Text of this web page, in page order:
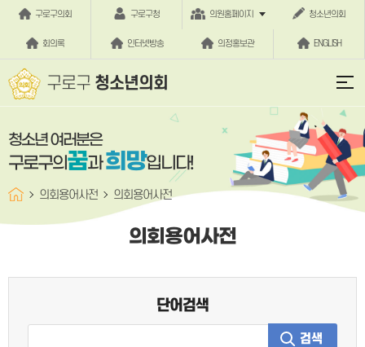
본문바로가기
구로구의회 구로구청 의원홈페이지 청소년의회
회의록 인터넷방송 의정홍보관 ENGLISH
구로구 청소년의회
청소년 여러분은
구로구의꿈과희망입니다!
의회용어사전 의회용어사전
의회용어사전
단어검색
검색